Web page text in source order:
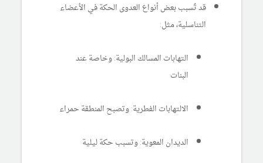
قد تُسبب بعض أنواع العدوى الحكة في الأعضاء
التناسلية، مثل:
التهابات المسالك البولية: وخاصة عند
البنات
الالتهابات الفطرية: وتصبح المنطقة حمراء
الديدان المعوية: وتسبب حكة ليلية